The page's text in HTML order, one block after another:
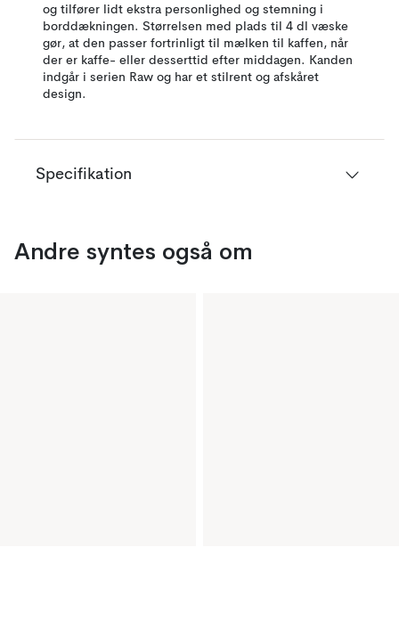
og tilfører lidt ekstra personlighed og stemning i
borddækningen. Størrelsen med plads til 4 dl væske
gør, at den passer fortrinligt til mælken til kaffen, når
der er kaffe- eller desserttid efter middagen. Kanden
indgår i serien Raw og har et stilrent og afskåret
design.
Specifikation
Andre syntes også om